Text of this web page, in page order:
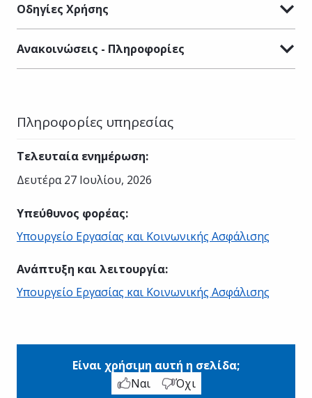
Οδηγίες Χρήσης
Ανακοινώσεις - Πληροφορίες
Πληροφορίες υπηρεσίας
Τελευταία ενημέρωση:
Δευτέρα 27 Ιουλίου, 2026
Υπεύθυνος φορέας:
Υπουργείο Εργασίας και Κοινωνικής Ασφάλισης
Ανάπτυξη και λειτουργία:
Υπουργείο Εργασίας και Κοινωνικής Ασφάλισης
Είναι χρήσιμη αυτή η σελίδα;
Ναι
Όχι